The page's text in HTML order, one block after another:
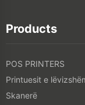
Products
POS PRINTERS
Printuesit e
Skanerë